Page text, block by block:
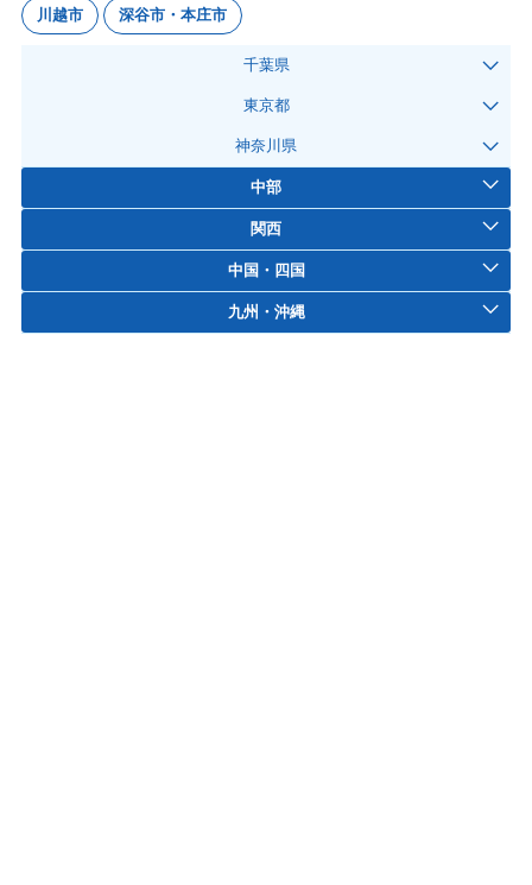
川越市 深谷市・本庄市
千葉県
東京都
神奈川県
中部
関西
中国・四国
九州・沖縄